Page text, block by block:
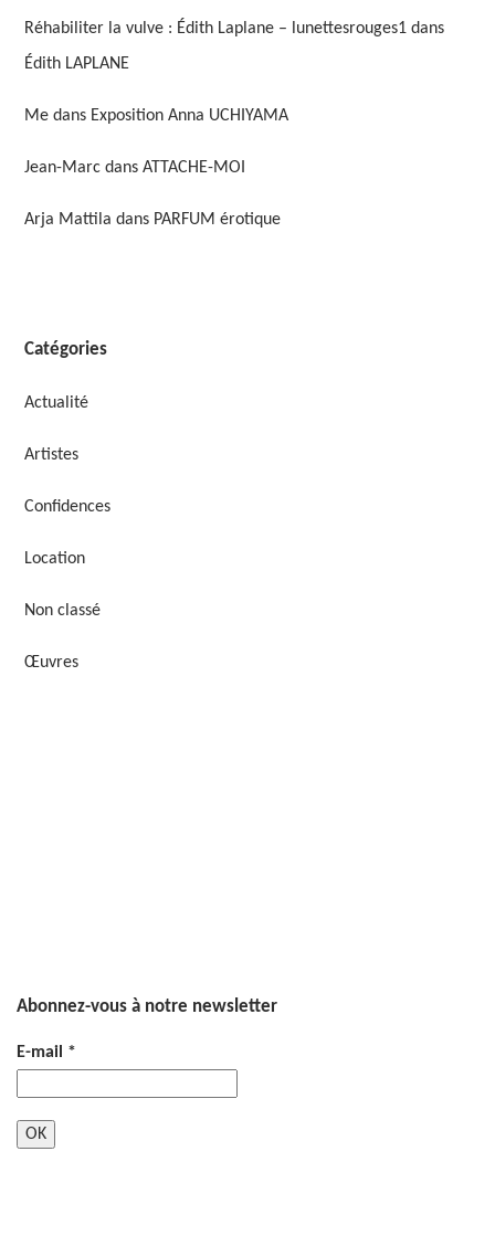
Réhabiliter la vulve : Édith Laplane – lunettesrouges1 dans
Édith LAPLANE
Me dans Exposition Anna UCHIYAMA
Jean-Marc dans ATTACHE-MOI
Arja Mattila dans PARFUM érotique
Catégories
Actualité
Artistes
Confidences
Location
Non classé
Œuvres
Abonnez-vous à notre newsletter
E-mail *